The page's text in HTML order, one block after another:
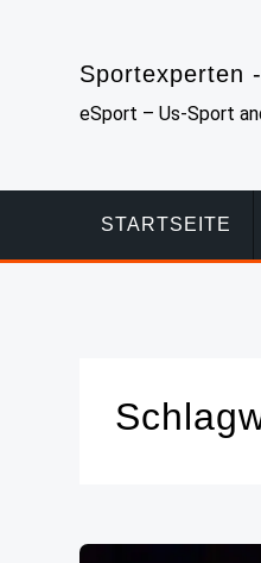
Sportexperten
eSport – Us-Sport
STARTSEITE